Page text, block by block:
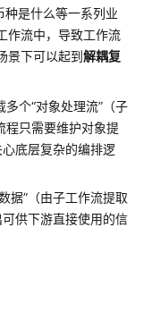
是什么等一系列业
作流中，导致工作流
景下可以起到解耦复
个“对象处理流”（子
程只需要维护对象提
底层复杂的编排逻
据”（由子工作流提取
供下游直接使用的信